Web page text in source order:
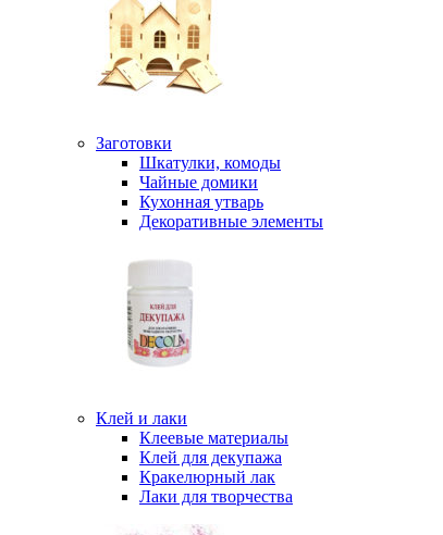
Заготовки
Шкатулки, комоды
Чайные домики
Кухонная утварь
Декоративные элементы
Клей и лаки
Клеевые материалы
Клей для декупажа
Кракелюрный лак
Лаки для творчества